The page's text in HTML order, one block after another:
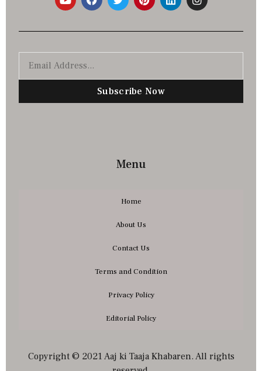
Subscribe Now
Menu
Home
About Us
Contact Us
Terms and Condition
Privacy Policy
Editorial Policy
Copyright © 2021 Aaj ki Taaja Khabaren. All rights